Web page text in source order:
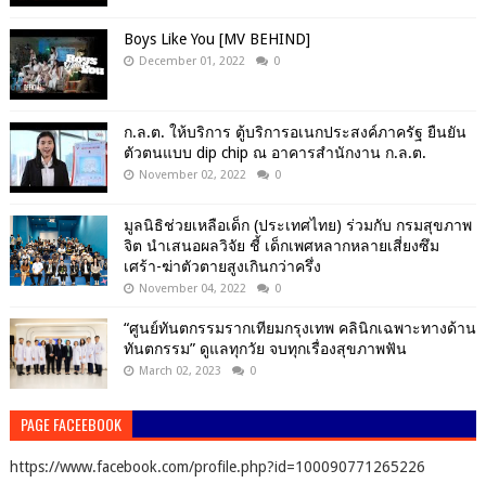
Boys Like You [MV BEHIND]
December 01, 2022 0
ก.ล.ต. ให้บริการ ตู้บริการอเนกประสงค์ภาครัฐ ยืนยัน
ตัวตนแบบ dip chip ณ อาคารสำนักงาน ก.ล.ต.
November 02, 2022 0
มูลนิธิช่วยเหลือเด็ก (ประเทศไทย) ร่วมกับ กรมสุขภาพ
จิต นำเสนอผลวิจัย ชี้ เด็กเพศหลากหลายเสี่ยงซึม
เศร้า-ฆ่าตัวตายสูงเกินกว่าครึ่ง
November 04, 2022 0
“ศูนย์ทันตกรรมรากเทียมกรุงเทพ คลินิกเฉพาะทางด้าน
ทันตกรรม” ดูแลทุกวัย จบทุกเรื่องสุขภาพฟัน
March 02, 2023 0
PAGE FACEEBOOK
https://www.facebook.com/profile.php?id=100090771265226